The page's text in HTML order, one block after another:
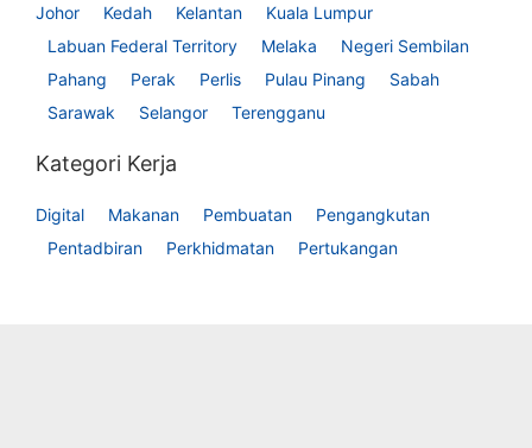
Johor Kedah Kelantan
Kuala Lumpur
Labuan Federal Territory
Melaka
Negeri Sembilan
Pahang
Perak Perlis Pulau Pinang
Sabah
Sarawak
Selangor Terengganu
Kategori Kerja
Digital Makanan Pembuatan
Pengangkutan
Pentadbiran
Perkhidmatan Pertukangan